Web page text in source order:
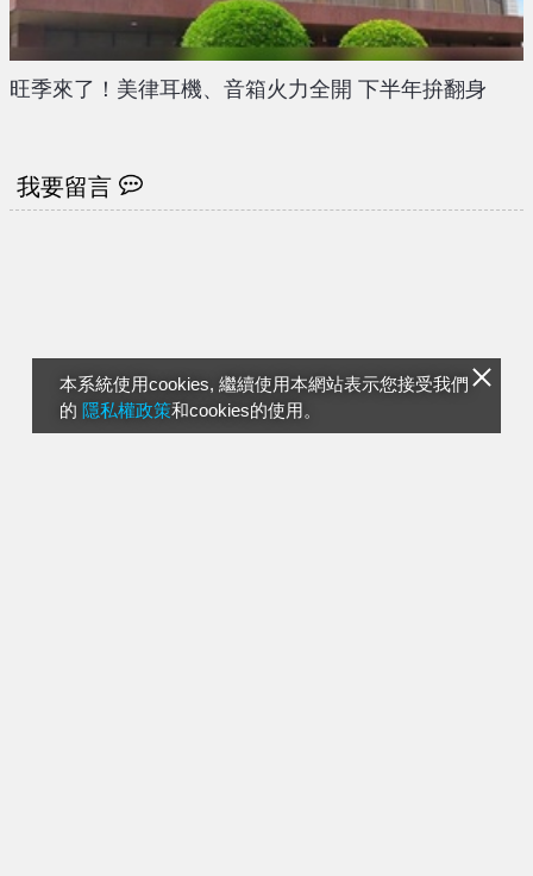
本系統使用cookies, 繼續使用本網站表示您接受我們
的 隱私權政策和cookies的使用。
旺季來了！美律耳機、音箱火力全開 下半年拚翻身
我要留言